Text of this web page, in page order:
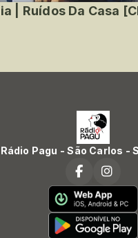
| Ruídos Da Casa
Rádio Pagu - São Carlos -